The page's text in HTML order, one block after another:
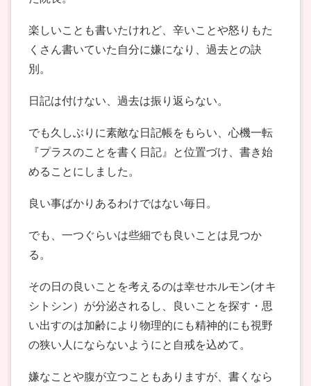
楽しいことも書いたけれど、辛いことや怒りもた
くさん書いていた自分に嫌になり、過去との訣
別。
日記は付けない、過去は振り返らない。
でも久しぶりに素敵な日記帳をもらい、心機一転
『プラスのことを書く日記』と位置づけ、書き始
めることにしました。
良い事ばかりあるわけではない毎日。
でも、一つぐらいは些細でも良いことは見つか
る。
その日の良いことを考えるのは幸せホルモン(オキ
シトシン）が分泌されるし、良いことを探す・思
い出すのは加齢により物理的にも精神的にも視野
の狭い人にならないようにと自戒を込めて。
嫌なことや腹が立つこともありますが、書くなら